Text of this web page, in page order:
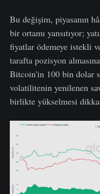
Bu değişim, piyasanın
bir ortamı yansıtıyor;
fiyatlar ödemeye istekli
tarafta pozisyon
Bitcoin'in 100 bin dolar
volatilitenin yenilenen
birlikte yükselmesi